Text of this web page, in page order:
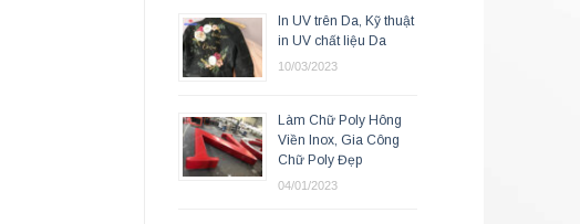
In UV trên Da, Kỹ thuật
in UV chất liệu Da
10/03/2023
Làm Chữ Poly Hông
Viền Inox, Gia Công
Chữ Poly Đẹp
04/01/2023